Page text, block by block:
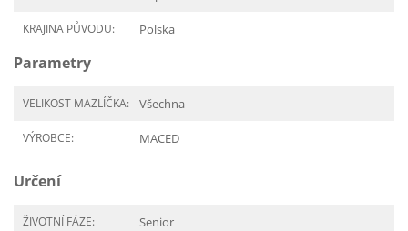
KRAJINA PŮVODU: Polska
Parametry
VELIKOST MAZLÍČKA: Všechna
VÝROBCE: MACED
Určení
ŽIVOTNÍ FÁZE: Senior